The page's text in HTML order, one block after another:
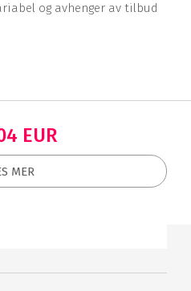
og avhenger av tilbud
EUR
MER